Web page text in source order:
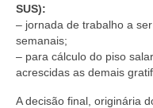
SUS):
– jornada de trabalho a
semanais;
– para cálculo do piso
acrescidas as demais
A decisão final, originária